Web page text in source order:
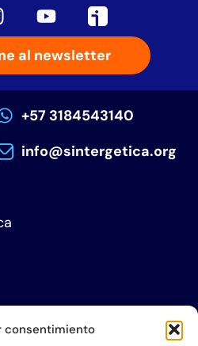
consentimiento
al newsletter
+57 3184543140
info@sintergetica.org